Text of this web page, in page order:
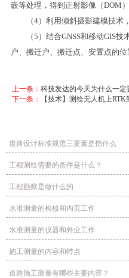
嵌等处理，得到正射影像（DOM）
（4）利用倾斜摄影建模技术，
（5）结合GNSS和移动GIS技
户、搬迁户、搬迁点、安置点的位
上一条： 科技发达的今天为什么一定
下一条：
【技术】测绘无人机上
道路设计标准规范三要素是指什么
工程测绘需要的条件是什么？
工程勘察是做什么的
水准测量的检核和内页工作
水准测量的仪器和外业工作
施工测量的内容和特点
道路施工测量有哪些主要内容？